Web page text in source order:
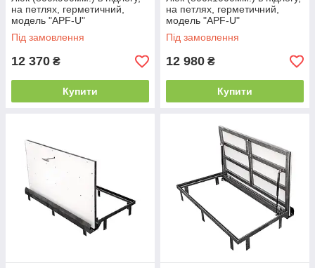
на петлях, герметичний,
модель "APF-U"
Під замовлення
12 370 ₴
Купити
на петлях, герметичний,
модель "APF-U"
Під замовлення
12 980 ₴
Купити